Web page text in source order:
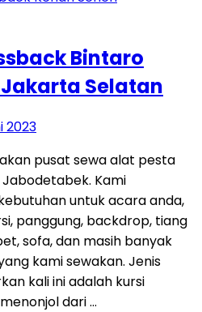
Bintaro
Selatan
2023
pusat sewa alat pesta
Kami
untuk acara anda,
panggung, backdrop, tiang
sofa, dan masih banyak
kami sewakan. Jenis
kali ini adalah kursi
dari …